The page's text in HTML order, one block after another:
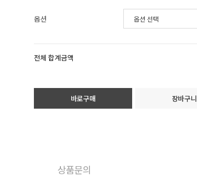
옵션
전체 합계금액
바로구매 장바구니
상품문의